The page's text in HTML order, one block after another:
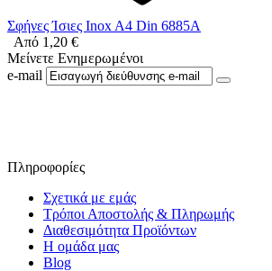
Σφήνες Ίσιες Inox A4 Din 6885A
Από 1,20 €
Μείνετε Ενημερωμένοι
e-mail
Πληροφορίες
Σχετικά με εμάς
Τρόποι Αποστολής & Πληρωμής
Διαθεσιμότητα Προϊόντων
Η ομάδα μας
Blog